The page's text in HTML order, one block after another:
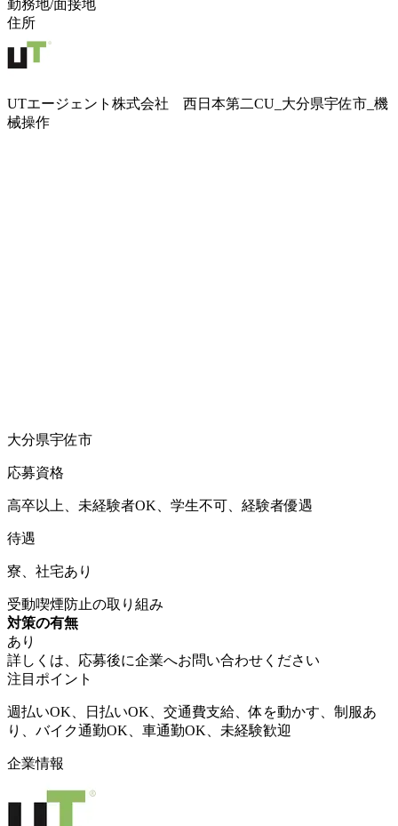
勤務地/面接地
住所
UTエージェント株式会社 西日本第二CU_大分県宇佐市_機
械操作
大分県宇佐市
応募資格
高卒以上、未経験者OK、学生不可、経験者優遇
待遇
寮、社宅あり
受動喫煙防止の取り組み
対策の有無
あり
詳しくは、応募後に企業へお問い合わせください
注目ポイント
週払いOK、日払いOK、交通費支給、体を動かす、制服あ
り、バイク通勤OK、車通勤OK、未経験歓迎
企業情報